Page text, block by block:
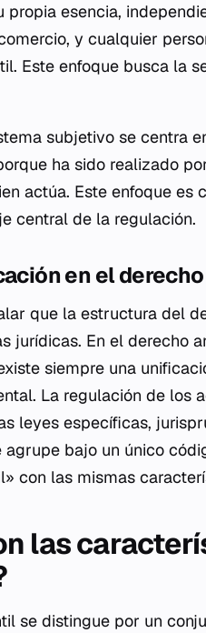
propia esencia,
y cualquier
Este enfoque busca la
subjetivo se centra
ha sido realizado
actúa. Este enfoque
central de la regulación.
en el
que la estructura del
jurídicas. En el derecho
siempre una
La regulación de los
leyes específicas,
agrupe bajo un único
con las mismas
las
se distingue por un